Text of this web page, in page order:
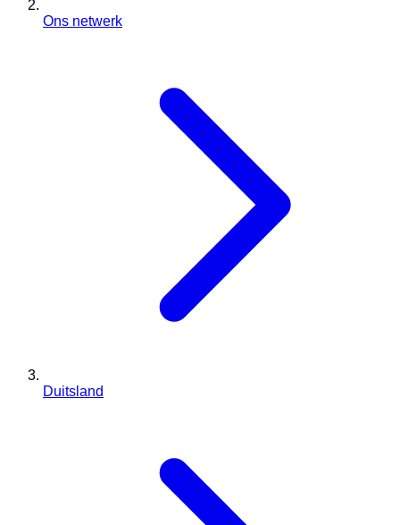
Ons netwerk
Duitsland